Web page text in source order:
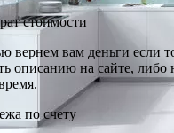
стоимости
вернем вам деньги если
описанию на сайте, либо
по счету